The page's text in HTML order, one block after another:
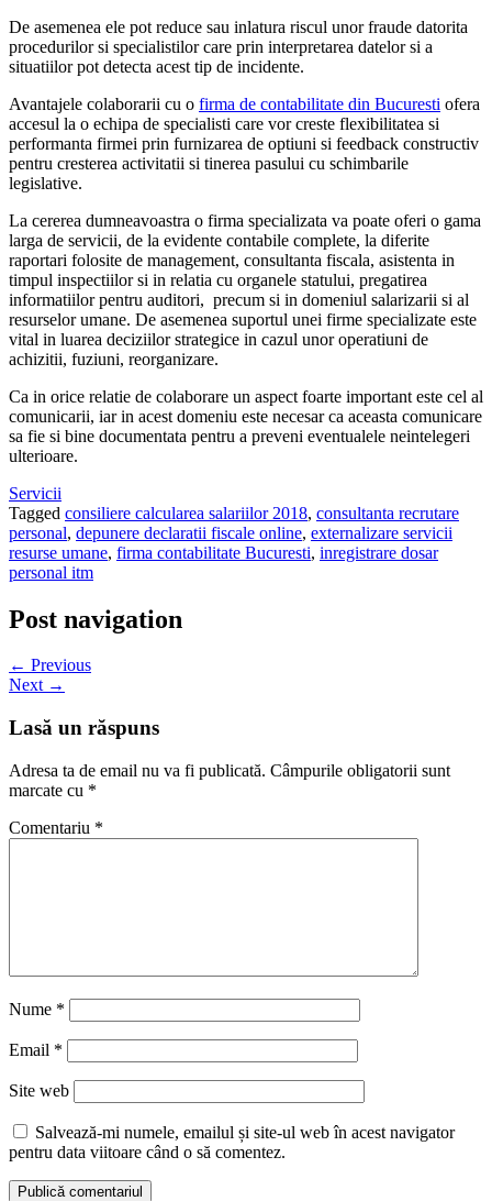
De asemenea ele pot reduce sau inlatura riscul unor fraude datorita
procedurilor si specialistilor care prin interpretarea datelor si a
situatiilor pot detecta acest tip de incidente.
Avantajele colaborarii cu o firma de contabilitate din Bucuresti ofera
accesul la o echipa de specialisti care vor creste flexibilitatea si
performanta firmei prin furnizarea de optiuni si feedback constructiv
pentru cresterea activitatii si tinerea pasului cu schimbarile
legislative.
La cererea dumneavoastra o firma specializata va poate oferi o gama
larga de servicii, de la evidente contabile complete, la diferite
raportari folosite de management, consultanta fiscala, asistenta in
timpul inspectiilor si in relatia cu organele statului, pregatirea
informatiilor pentru auditori, precum si in domeniul salarizarii si al
resurselor umane. De asemenea suportul unei firme specializate este
vital in luarea deciziilor strategice in cazul unor operatiuni de
achizitii, fuziuni, reorganizare.
Ca in orice relatie de colaborare un aspect foarte important este cel al
comunicarii, iar in acest domeniu este necesar ca aceasta comunicare
sa fie si bine documentata pentru a preveni eventualele neintelegeri
ulterioare.
Servicii
Tagged consiliere calcularea salariilor 2018, consultanta recrutare
personal, depunere declaratii fiscale online, externalizare servicii
resurse umane, firma contabilitate Bucuresti, inregistrare dosar
personal itm
Post navigation
← Previous
Next →
Lasă un răspuns
Adresa ta de email nu va fi publicată. Câmpurile obligatorii sunt
marcate cu *
Comentariu *
Nume *
Email *
Site web
Salvează-mi numele, emailul și site-ul web în acest navigator
pentru data viitoare când o să comentez.